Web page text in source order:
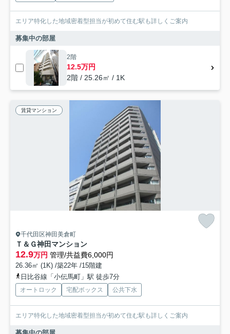
エリア特化した地域密着型担当が初めて住む駅も詳しくご案内
募集中の部屋
2階
12.5万円
2階 / 25.26㎡ / 1K
賃貸マンション
千代田区神田美倉町
Ｔ＆Ｇ神田マンション
12.9万円 管理/共益費6,000円
26.36㎡ (1K) /築22年 /15階建
日比谷線「小伝馬町」駅 徒歩7分
オートロック 宅配ボックス 公共下水
エリア特化した地域密着型担当が初めて住む駅も詳しくご案内